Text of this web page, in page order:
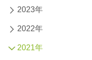
2023年
2022年
2021年